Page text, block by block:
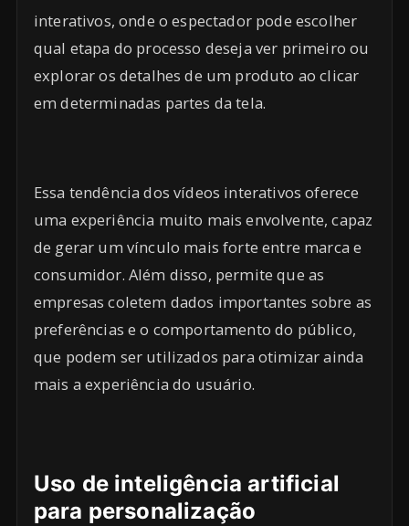
interativos, onde o espectador pode escolher
qual etapa do processo deseja ver primeiro ou
explorar os detalhes de um produto ao clicar
em determinadas partes da tela.
Essa tendência dos vídeos interativos oferece
uma experiência muito mais envolvente, capaz
de gerar um vínculo mais forte entre marca e
consumidor. Além disso, permite que as
empresas coletem dados importantes sobre as
preferências e o comportamento do público,
que podem ser utilizados para otimizar ainda
mais a experiência do usuário.
Uso de inteligência artificial
para personalização